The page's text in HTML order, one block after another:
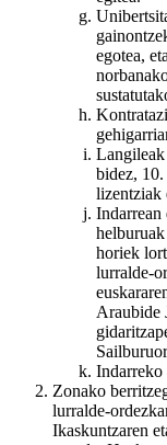
egotea,
bidez,
lizentziak
Indarrean
horiek
lurralde-
Araubide
Indarreko
Zonako
lurralde-
Ikaskuntzaren